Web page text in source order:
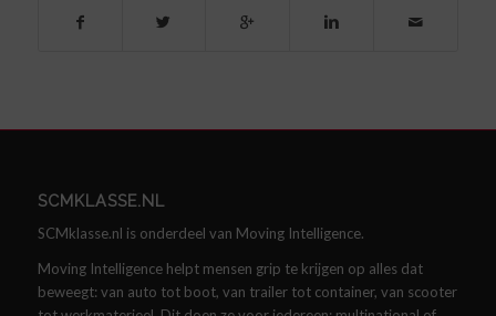
SCMKLASSE.NL
SCMklasse.nl is onderdeel van Moving Intelligence.
Moving Intelligence helpt mensen grip te krijgen op alles dat
beweegt: van auto tot boot, van trailer tot container, van scooter